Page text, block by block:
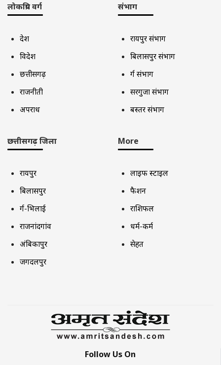
लोकप्रिय वर्ग
देश
विदेश
छत्तीसगढ़
राजनीती
अपराध
संभाग
रायपुर संभाग
बिलासपुर संभाग
दुर्ग संभाग
सरगुजा संभाग
बस्तर संभाग
छत्तीसगढ़ जिला
रायपुर
बिलासपुर
दुर्ग-भिलाई
राजनांदगांव
अंबिकापुर
जगदलपुर
More
लाइफ स्टाइल
फैशन
राशिफल
धर्म-कर्म
सेहत
Follow Us On